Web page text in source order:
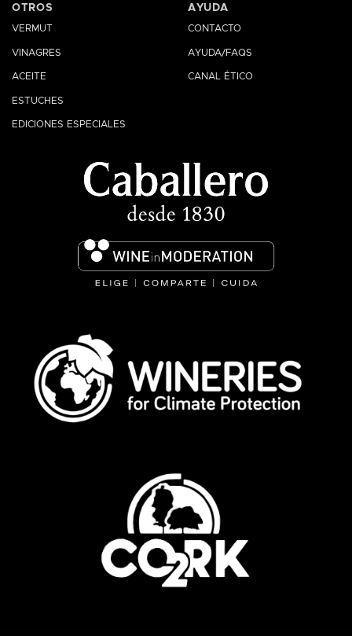
OTROS
VERMUT
VINAGRES
ACEITE
ESTUCHES
EDICIONES ESPECIALES
AYUDA
CONTACTO
AYUDA/FAQS
CANAL ÉTICO